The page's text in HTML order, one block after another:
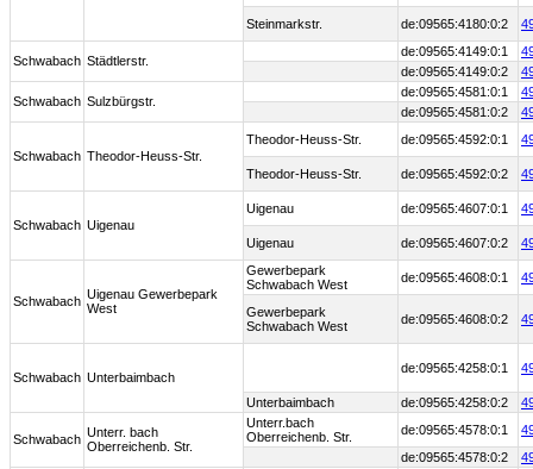
Steinmarkstr. de:09565:4180:0:2
Schwabach Städtlerstr.
de:09565:4149:0:1
de:09565:4149:0:2
Schwabach Sulzbürgstr.
de:09565:4581:0:1
de:09565:4581:0:2
Schwabach Theodor-Heuss-Str.
Theodor-Heuss-Str. de:09565:4592:0:1
Theodor-Heuss-Str. de:09565:4592:0:2
Schwabach Uigenau
Uigenau de:09565:4607:0:1
Uigenau de:09565:4607:0:2
Schwabach Uigenau Gewerbepark
West
Gewerbepark
Schwabach West
de:09565:4608:0:1
Gewerbepark
Schwabach West
de:09565:4608:0:2
Schwabach Unterbaimbach
de:09565:4258:0:1
Unterbaimbach de:09565:4258:0:2
Schwabach Unterr. bach
Oberreichenb. Str.
Unterr.bach
Oberreichenb. Str.
de:09565:4578:0:1
de:09565:4578:0:2